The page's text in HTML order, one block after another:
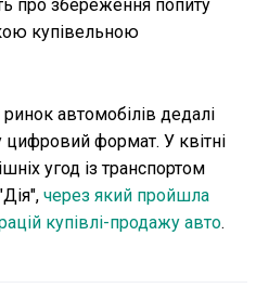
про збереження попиту
купівельною
автомобілів дедалі
формат. У квітні
угод із транспортом
через який пройшла
купівлі-продажу авто.